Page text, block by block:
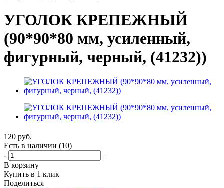
УГОЛОК КРЕПЕЖНЫЙ
(90*90*80 мм, усиленный,
фигурный, черный, (41232))
120 руб.
Есть в наличии (10)
-
+
В корзину
Купить в 1 клик
Поделиться